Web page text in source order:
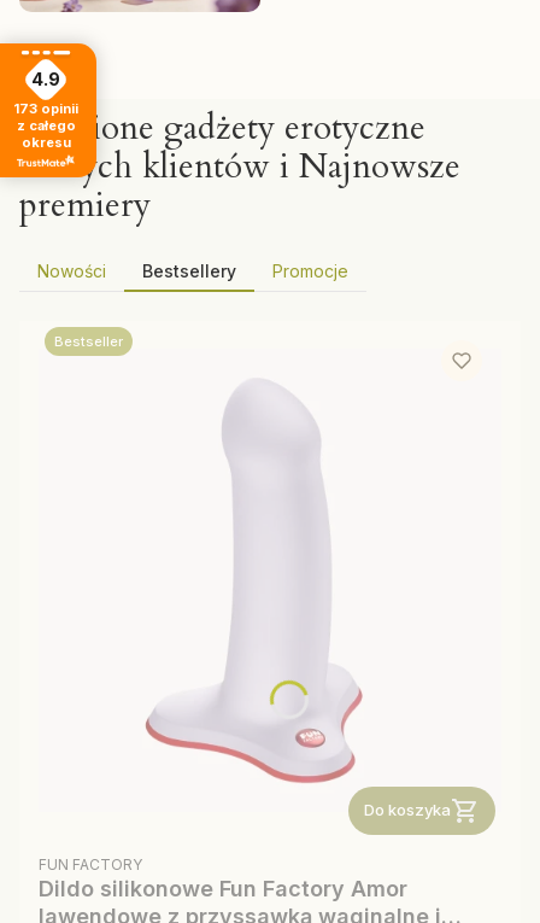
Ulubione gadżety erotyczne
naszych klientów i Najnowsze
premiery
Nowości Bestsellery Promocje
Bestseller
Do koszyka
PRODUCENT
FUN FACTORY
Dildo silikonowe Fun Factory Amor
lawendowe z przyssawką waginalne i
4.9
173 opinii
z całego
okresu